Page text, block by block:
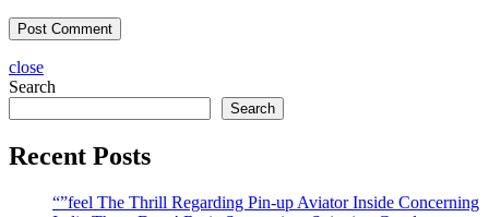
close
Search
Search
Recent Posts
“”feel The Thrill Regarding Pin-up Aviator Inside Concerning